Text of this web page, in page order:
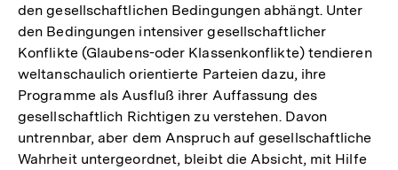
den gesellschaftlichen Bedingungen abhängt. Unter
den Bedingungen intensiver gesellschaftlicher
Konflikte (Glaubens-oder Klassenkonflikte) tendieren
weltanschaulich orientierte Parteien dazu, ihre
Programme als Ausfluß ihrer Auffassung des
gesellschaftlich Richtigen zu verstehen. Davon
untrennbar, aber dem Anspruch auf gesellschaftliche
Wahrheit untergeordnet, bleibt die Absicht, mit Hilfe